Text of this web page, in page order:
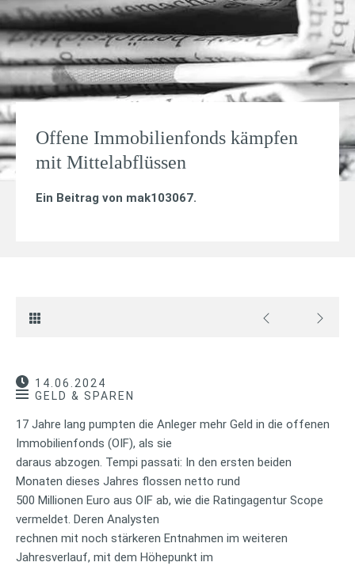
Offene Immobilienfonds kämpfen
mit Mittelabflüssen
Ein Beitrag von mak103067.
14.06.2024
GELD & SPAREN
17 Jahre lang pumpten die Anleger mehr Geld in die offenen
Immobilienfonds (OIF), als sie
daraus abzogen. Tempi passati: In den ersten beiden
Monaten dieses Jahres flossen netto rund
500 Millionen Euro aus OIF ab, wie die Ratingagentur Scope
vermeldet. Deren Analysten
rechnen mit noch stärkeren Entnahmen im weiteren
Jahresverlauf, mit dem Höhepunkt im